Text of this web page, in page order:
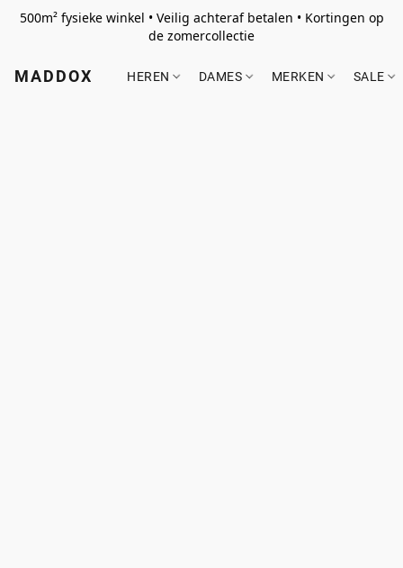
500m² fysieke winkel • Veilig achteraf betalen • Kortingen op
de zomercollectie
MADDOX HEREN DAMES MERKEN SALE